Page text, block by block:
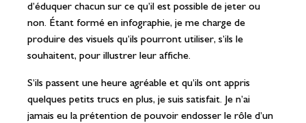
d’éduquer chacun sur ce qu’il est possible de jeter ou
non. Étant formé en infographie, je me charge de
produire des visuels qu’ils pourront utiliser, s’ils le
souhaitent, pour illustrer leur affiche.
S’ils passent une heure agréable et qu’ils ont appris
quelques petits trucs en plus, je suis satisfait. Je n’ai
jamais eu la prétention de pouvoir endosser le rôle d’un